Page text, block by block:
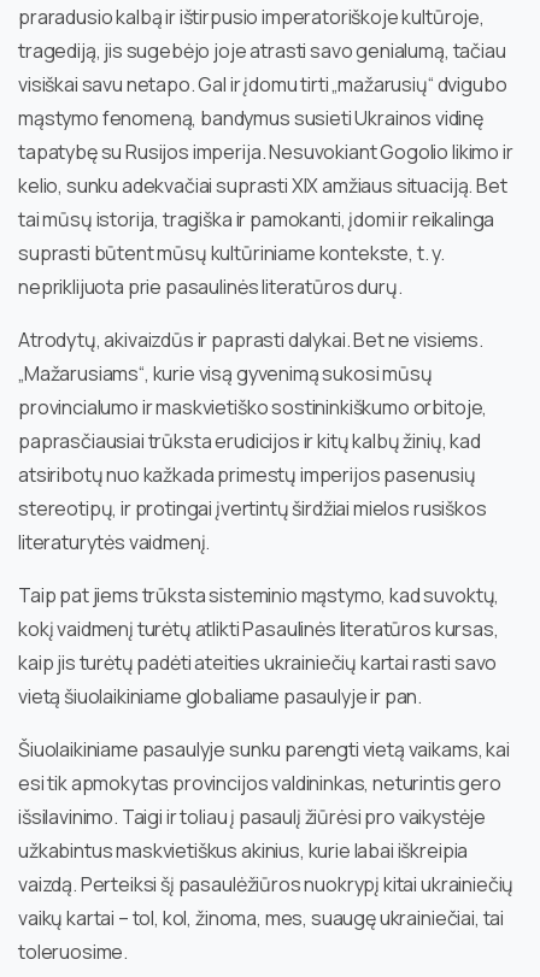
praradusio kalbą ir ištirpusio imperatoriškoje kultūroje,
tragediją, jis sugebėjo joje atrasti savo genialumą, tačiau
visiškai savu netapo. Gal ir įdomu tirti „mažarusių“ dvigubo
mąstymo fenomeną, bandymus susieti Ukrainos vidinę
tapatybę su Rusijos imperija. Nesuvokiant Gogolio likimo ir
kelio, sunku adekvačiai suprasti XIX amžiaus situaciją. Bet
tai mūsų istorija, tragiška ir pamokanti, įdomi ir reikalinga
suprasti būtent mūsų kultūriniame kontekste, t. y.
nepriklijuota prie pasaulinės literatūros durų.
Atrodytų, akivaizdūs ir paprasti dalykai. Bet ne visiems.
„Mažarusiams“, kurie visą gyvenimą sukosi mūsų
provincialumo ir maskvietiško sostininkiškumo orbitoje,
paprasčiausiai trūksta erudicijos ir kitų kalbų žinių, kad
atsiribotų nuo kažkada primestų imperijos pasenusių
stereotipų, ir protingai įvertintų širdžiai mielos rusiškos
literaturytės vaidmenį.
Taip pat jiems trūksta sisteminio mąstymo, kad suvoktų,
kokį vaidmenį turėtų atlikti Pasaulinės literatūros kursas,
kaip jis turėtų padėti ateities ukrainiečių kartai rasti savo
vietą šiuolaikiniame globaliame pasaulyje ir pan.
Šiuolaikiniame pasaulyje sunku parengti vietą vaikams, kai
esi tik apmokytas provincijos valdininkas, neturintis gero
išsilavinimo. Taigi ir toliau į pasaulį žiūrėsi pro vaikystėje
užkabintus maskvietiškus akinius, kurie labai iškreipia
vaizdą. Perteiksi šį pasaulėžiūros nuokrypį kitai ukrainiečių
vaikų kartai – tol, kol, žinoma, mes, suaugę ukrainiečiai, tai
toleruosime.